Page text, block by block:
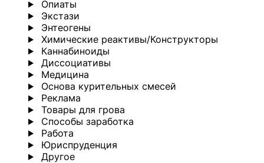
Опиаты
Экстази
Энтеогены
Химические реактивы/Конструкторы
Каннабиноиды
Диссоциативы
Медицина
Основа курительных смесей
Реклама
Товары для грова
Способы заработка
Работа
Юриспруденция
Другoе